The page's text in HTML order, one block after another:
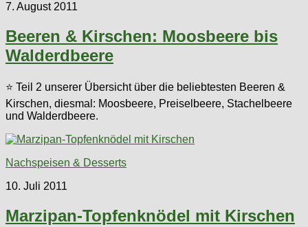
7. August 2011
Beeren & Kirschen: Moosbeere bis
Walderdbeere
⭐ Teil 2 unserer Übersicht über die beliebtesten Beeren &
Kirschen, diesmal: Moosbeere, Preiselbeere, Stachelbeere
und Walderdbeere.
Nachspeisen & Desserts
10. Juli 2011
Marzipan-Topfenknödel mit Kirschen